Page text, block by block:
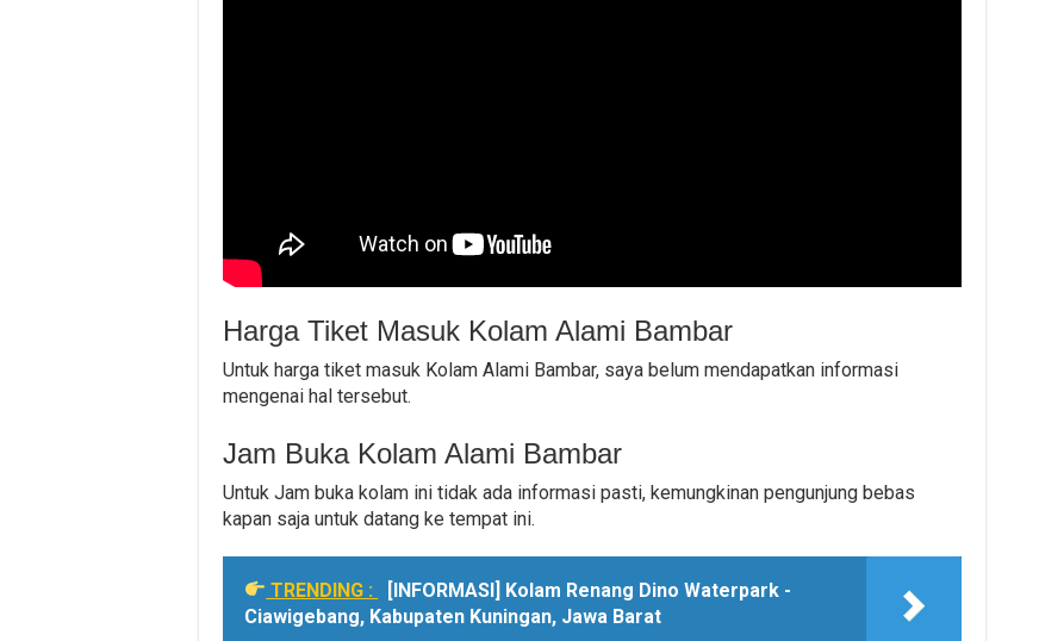
Harga Tiket Masuk Kolam Alami Bambar
Untuk harga tiket masuk Kolam Alami Bambar, saya belum mendapatkan informasi
mengenai hal tersebut.
Jam Buka Kolam Alami Bambar
Untuk Jam buka kolam ini tidak ada informasi pasti, kemungkinan pengunjung bebas
kapan saja untuk datang ke tempat ini.
TRENDING :
[INFORMASI] Kolam Renang Dino Waterpark -
Ciawigebang, Kabupaten Kuningan, Jawa Barat